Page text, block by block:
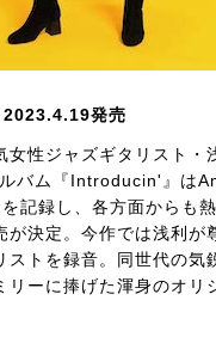
発売
女性ジャズギタリスト
バム『Introducin'』は
記録し、各方面からも
決定。今作では浅利
ストを録音。同世代の
リーに捧げた渾身のオ